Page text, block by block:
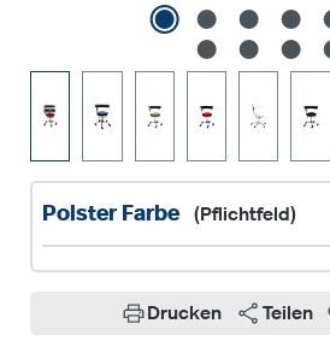
Polster Farbe (Pflichtfeld)
Drucken Teilen